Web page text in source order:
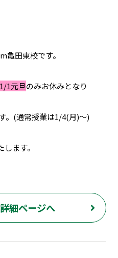
亀田東校です。
1/1元旦のみお休みとなり
。(通常授業は1/4(月)～)
ます。
細ページへ